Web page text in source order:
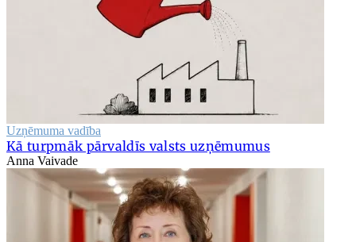
Uzņēmuma vadība
Kā turpmāk pārvaldīs valsts uzņēmumus
Anna Vaivade